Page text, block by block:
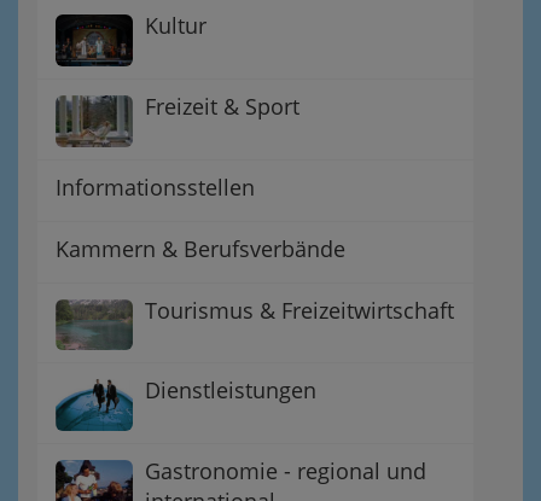
Kultur
Freizeit & Sport
Informationsstellen
Kammern & Berufsverbände
Tourismus & Freizeitwirtschaft
Dienstleistungen
Gastronomie - regional und